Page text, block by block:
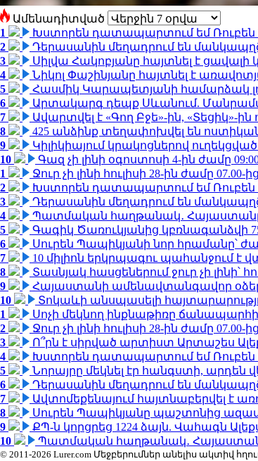
Ամենադիտված
1
Խստորեն դատապարտում եմ Ռուբեն
2
Դերասանին մեղադրում են
3
Սիլվա Հակոբյանը հայտնել է
4
Նիկոլ Փաշինյանը հայտնել է
5
Հասմիկ Կարապետյանի համարձակ
6
Արտակարգ դեպք Սևանում.
7
Ավարտվել է «Գող Բջե»-ին, «Տեցիկ»-
8
425 անձինք տեղափոխվել են
9
Կիլիկիայում կրակոցներով
10
Գազ չի լինի օգոստոսի 4-ին ժամը
1
Ջուր չի լինի հուլիսի 28-ին ժամը 07.00-
2
Խստորեն դատապարտում եմ Ռուբեն
3
Դերասանին մեղադրում են
4
Պատմական հաղթանակ․ Հայաստանը
5
Գագիկ Ծառուկյանից կբռնագանձվի
6
Սուրեն Պապիկյանի նոր հրամանը՝
7
10 միլիոն երկրպագու պահանջում է
8
Տասնյակ հասցեներում ջուր չի լինի՝
9
Հայաստանի ամենավտանգավոր
10
Տոկաևի անսպասելի
1
Սոչի մեկնող ինքնաթիռը
2
Ջուր չի լինի հուլիսի 28-ին ժամը 07.00-
3
Ո՞րն է սիրված արտիստ Արտաշես
4
Խստորեն դատապարտում եմ Ռուբեն
5
Նորայրը մեկնել էր հանգստի,
6
Դերասանին մեղադրում են
7
Ավտոմեքենայում հայտնաբերվել է
8
Սուրեն Պապիկյանը պաշտոնից
9
ՔՊ-ն կորցրեց 1224 ձայն. Վահագն
10
Պատմական հաղթանակ․
© 2011-2026 Lurer.com Մեջբերումներ անելիս ակտիվ